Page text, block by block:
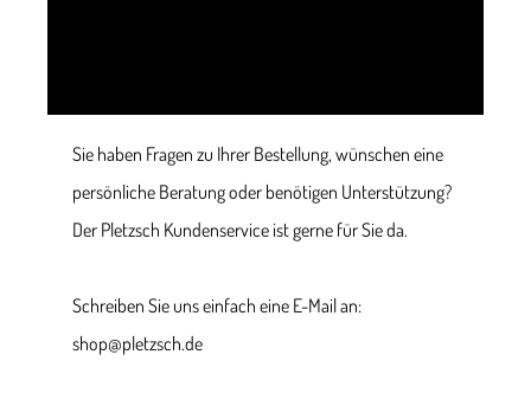
Sie haben Fragen zu Ihrer Bestellung, wünschen eine
persönliche Beratung oder benötigen Unterstützung?
Der Pletzsch Kundenservice ist gerne für Sie da.
Schreiben Sie uns einfach eine E-Mail an:
shop@pletzsch.de